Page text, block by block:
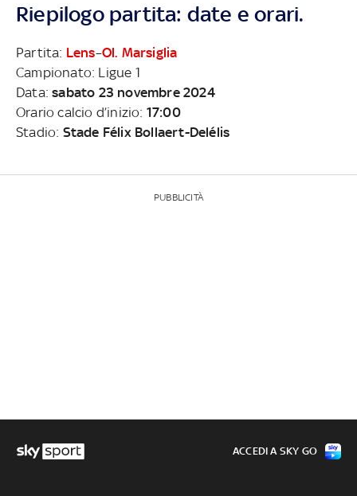
Riepilogo partita: date e orari.
Partita: Lens–Ol. Marsiglia
Campionato: Ligue 1
Data:sabato 23 novembre 2024
Orario calcio d’inizio: 17:00
Stadio: Stade Félix Bollaert-Delélis
PUBBLICITÀ
ACCEDI A SKY GO